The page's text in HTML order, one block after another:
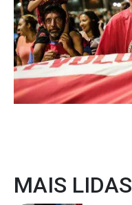
MAIS LIDAS